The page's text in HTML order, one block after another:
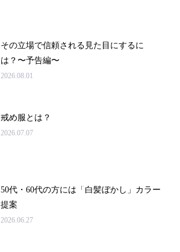
その立場で信頼される見た目にするに
は？〜予告編〜
2026.08.01
戒め服とは？
2026.07.07
50代・60代の方には「白髪ぼかし」カラー
提案
2026.06.27